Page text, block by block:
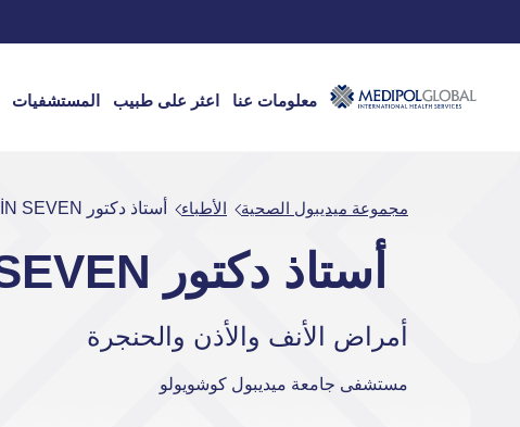
معلومات عنا اعثر على طبيب المستشفيات
مجموعة ميديبول الصحية الأطباء أستاذ دكتور HÜSEYİN SEVEN
أستاذ دكتور HÜSEYİN SEVEN
أمراض الأنف والأذن والحنجرة
مستشفى جامعة ميديبول كوشويولو